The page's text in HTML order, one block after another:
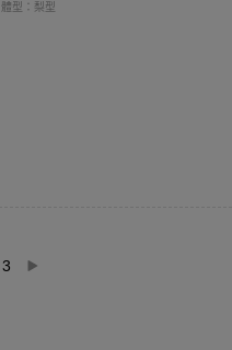
體型：梨型
3